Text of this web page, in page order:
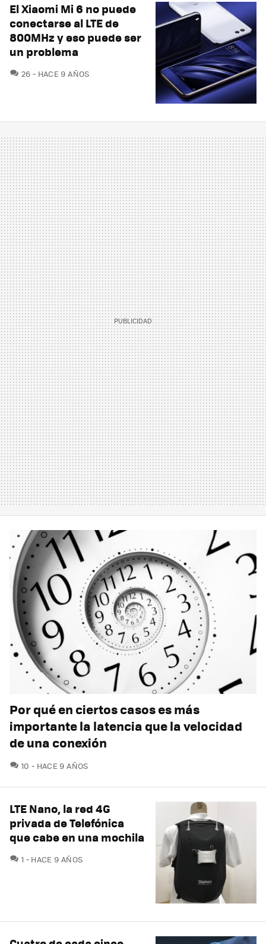
El Xiaomi Mi 6 no puede
conectarse al LTE de
800MHz y eso puede ser
un problema
26 COMENTARIOS
HACE 9 AÑOS
Por qué en ciertos casos es más
importante la latencia que la velocidad
de una conexión
10 COMENTARIOS
HACE 9 AÑOS
LTE Nano, la red 4G
privada de Telefónica
que cabe en una mochila
1 COMENTARIOS
HACE 9 AÑOS